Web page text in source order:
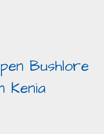
Bushlore
Kenia